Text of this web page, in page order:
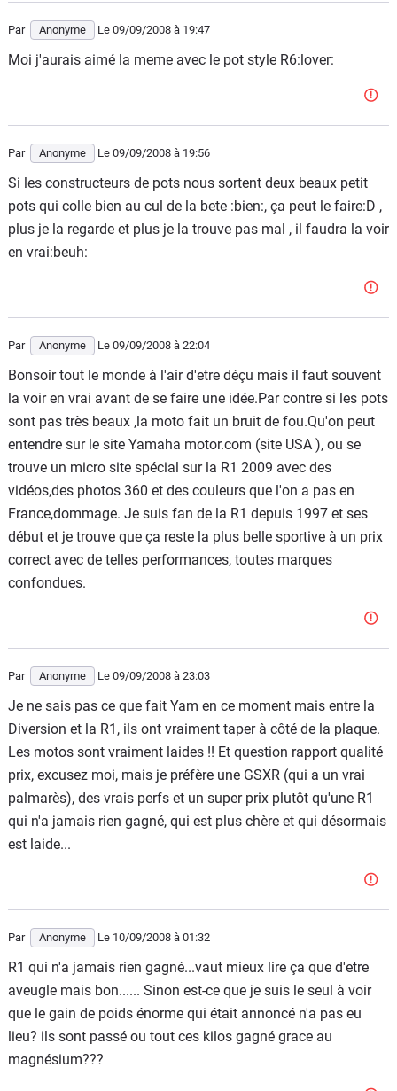
Par Anonyme Le 09/09/2008 à 19:47
Moi j'aurais aimé la meme avec le pot style R6:lover:
Par Anonyme Le 09/09/2008 à 19:56
Si les constructeurs de pots nous sortent deux beaux petit
pots qui colle bien au cul de la bete :bien:, ça peut le faire:D ,
plus je la regarde et plus je la trouve pas mal , il faudra la voir
en vrai:beuh:
Par Anonyme Le 09/09/2008 à 22:04
Bonsoir tout le monde à l'air d'etre déçu mais il faut souvent
la voir en vrai avant de se faire une idée.Par contre si les pots
sont pas très beaux ,la moto fait un bruit de fou.Qu'on peut
entendre sur le site Yamaha motor.com (site USA ), ou se
trouve un micro site spécial sur la R1 2009 avec des
vidéos,des photos 360 et des couleurs que l'on a pas en
France,dommage. Je suis fan de la R1 depuis 1997 et ses
début et je trouve que ça reste la plus belle sportive à un prix
correct avec de telles performances, toutes marques
confondues.
Par Anonyme Le 09/09/2008 à 23:03
Je ne sais pas ce que fait Yam en ce moment mais entre la
Diversion et la R1, ils ont vraiment taper à côté de la plaque.
Les motos sont vraiment laides !! Et question rapport qualité
prix, excusez moi, mais je préfère une GSXR (qui a un vrai
palmarès), des vrais perfs et un super prix plutôt qu'une R1
qui n'a jamais rien gagné, qui est plus chère et qui désormais
est laide...
Par Anonyme Le 10/09/2008 à 01:32
R1 qui n'a jamais rien gagné...vaut mieux lire ça que d'etre
aveugle mais bon...... Sinon est-ce que je suis le seul à voir
que le gain de poids énorme qui était annoncé n'a pas eu
lieu? ils sont passé ou tout ces kilos gagné grace au
magnésium???